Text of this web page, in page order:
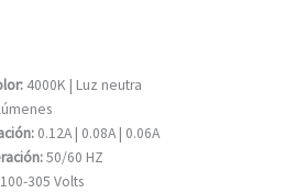
4000K | Luz neutra
0.12A | 0.08A | 0.06A
50/60 HZ
100-305 Volts